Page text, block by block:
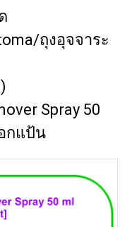
ถุงอุจจาระ
Spray 50
กแป้น